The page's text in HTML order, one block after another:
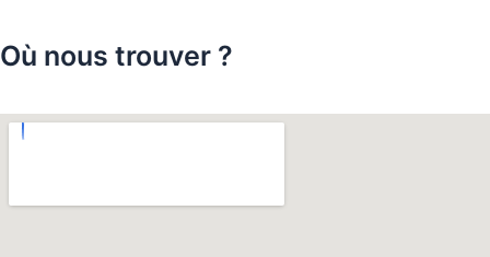
Où nous trouver ?